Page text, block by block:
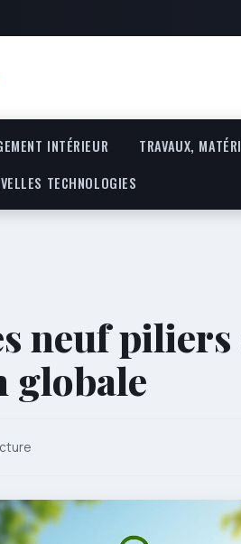
INTÉRIEUR TRAVAUX,
TECHNOLOGIES
neuf piliers
globale